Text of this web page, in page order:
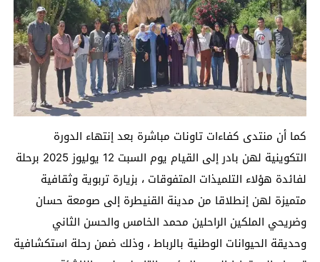
كما أن منتدى كفاءات تاونات مباشرة بعد إنتهاء الدورة
التكوينية لهن بادر إلى القيام يوم السبت 12 يوليوز 2025 برحلة
لفائدة هؤلاء التلميذات المتفوقات ، بزيارة تربوية وثقافية
متميزة لهن إنطلاقا من مدينة القنيطرة إلى صومعة حسان
وضريحي الملكين الراحلين محمد الخامس والحسن الثاني
وحديقة الحيوانات الوطنية بالرباط ، وذلك ضمن رحلة استكشافية